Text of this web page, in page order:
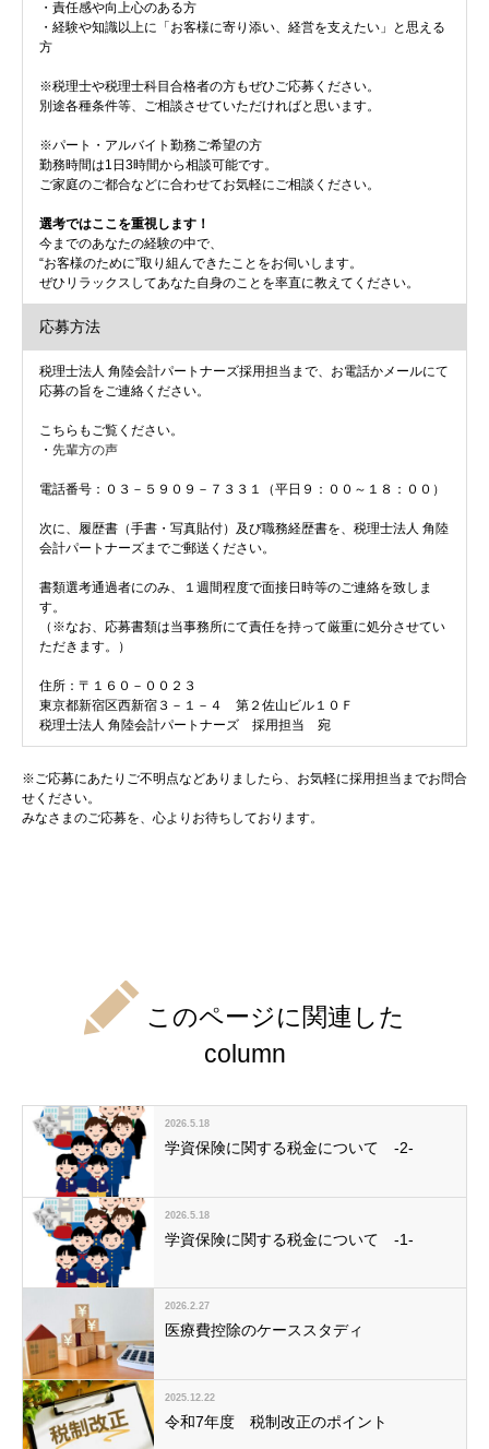
・責任感や向上心のある方
・経験や知識以上に「お客様に寄り添い、経営を支えたい」と思える
方
※税理士や税理士科目合格者の方もぜひご応募ください。
別途各種条件等、ご相談させていただければと思います。
※パート・アルバイト勤務ご希望の方
勤務時間は1日3時間から相談可能です。
ご家庭のご都合などに合わせてお気軽にご相談ください。
選考ではここを重視します！
今までのあなたの経験の中で、
“お客様のために”取り組んできたことをお伺いします。
ぜひリラックスしてあなた自身のことを率直に教えてください。
応募方法
税理士法人 角陸会計パートナーズ採用担当まで、お電話かメールにて
応募の旨をご連絡ください。
こちらもご覧ください。
・ 先輩方の声
電話番号：０３－５９０９－７３３１（平日９：００～１８：００）
次に、履歴書（手書・写真貼付）及び職務経歴書を、税理士法人 角陸
会計パートナーズまでご郵送ください。
書類選考通過者にのみ、１週間程度で面接日時等のご連絡を致しま
す。
（※なお、応募書類は当事務所にて責任を持って厳重に処分させてい
ただきます。）
住所：〒１６０－００２３
東京都新宿区西新宿３－１－４ 第２佐山ビル１０Ｆ
税理士法人 角陸会計パートナーズ 採用担当 宛
※ご応募にあたりご不明点などありましたら、お気軽に採用担当までお問合
せください。
みなさまのご応募を、心よりお待ちしております。
このページに関連した
column
2026.5.18
学資保険に関する税金について -2-
2026.5.18
学資保険に関する税金について -1-
2026.2.27
医療費控除のケーススタディ
2025.12.22
令和7年度 税制改正のポイント